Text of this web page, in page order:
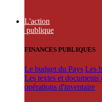
L'action
publique
FINANCES PUBLIQUES
Le budget du Pays Les
Les textes et documents
opérations d'inventaire